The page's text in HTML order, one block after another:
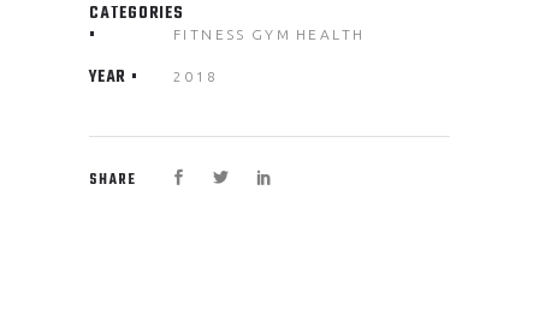
CATEGORIES
FITNESS GYM HEALTH
YEAR 2018
SHARE